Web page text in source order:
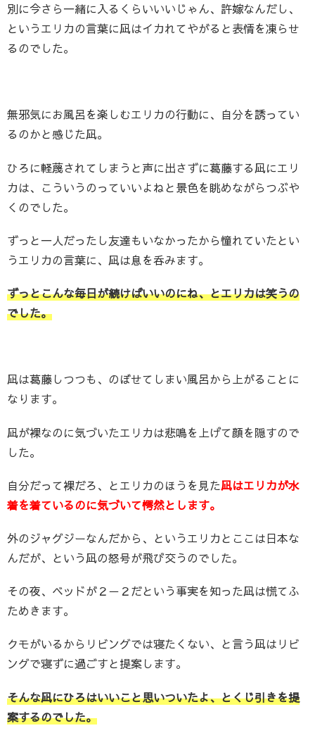
別に今さら一緒に入るくらいいいじゃん、許嫁なんだし、
というエリカの言葉に凪はイカれてやがると表情を凍らせ
るのでした。
無邪気にお風呂を楽しむエリカの行動に、自分を誘ってい
るのかと感じた凪。
ひろに軽蔑されてしまうと声に出さずに葛藤する凪にエリ
カは、こういうのっていいよねと景色を眺めながらつぶや
くのでした。
ずっと一人だったし友達もいなかったから憧れていたとい
うエリカの言葉に、凪は息を呑みます。
ずっとこんな毎日が続けばいいのにね、とエリカは笑うの
でした。
凪は葛藤しつつも、のぼせてしまい風呂から上がることに
なります。
凪が裸なのに気づいたエリカは悲鳴を上げて顔を隠すので
した。
自分だって裸だろ、とエリカのほうを見た凪はエリカが水
着を着ているのに気づいて愕然とします。
外のジャグジーなんだから、というエリカとここは日本な
んだが、という凪の怒号が飛び交うのでした。
その夜、ベッドが２－２だという事実を知った凪は慌てふ
ためきます。
クモがいるからリビングでは寝たくない、と言う凪はリビ
ングで寝ずに過ごすと提案します。
そんな凪にひろはいいこと思いついたよ、とくじ引きを提
案するのでした。